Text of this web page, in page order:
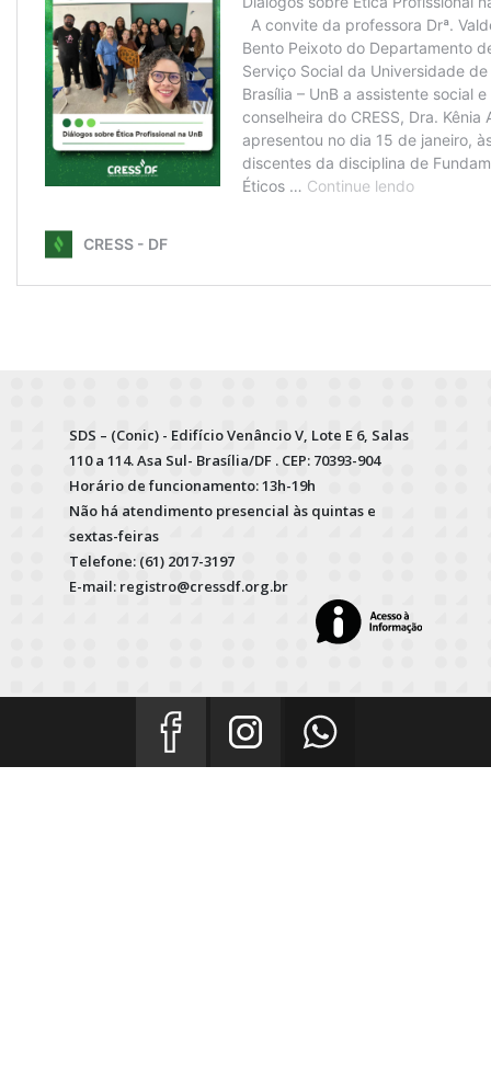
SDS – (Conic) - Edifício Venâncio V, Lote E 6, Salas
110 a 114. Asa Sul- Brasília/DF . CEP: 70393-904
Horário de funcionamento: 13h-19h
Não há atendimento presencial às quintas e
sextas-feiras
Telefone: (61) 2017-3197
E-mail: registro@cressdf.org.br